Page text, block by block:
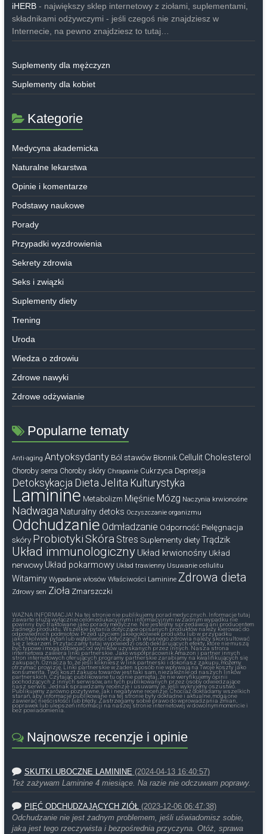
iHERB- największy sklep internetowy z ziołami, suplementami,
składnikami odżywczymi - jeśli czegoś nie znajdziesz w
Internecie, na pewno znajdziesz to tutaj…
Suplementy dla mężczyzn
Suplementy dla kobiet
Kategorie
Medycyna akademicka
Naturalne lekarstwa
Opinie i komentarze
Podstawy naukowe
Porady
Przypadki wyzdrowienia
Sekrety zdrowia
Seks i związki
Suplementy diety
Trening
Uroda
Wiedza o zdrowiu
Zdrowe nawyki
Zdrowe odżywianie
Popularne tematy
Anti-aging Antyoksydanty Ból stawów Błonnik Cellulit Cholesterol
Choroby serca Choroby skóry Chrapanie Cukrzyca Depresja
Detoksykacja Dieta Jelita Kulturystyka
Laminine Metabolizm Mięśnie Mózg Naczynia krwionośne
Nadwaga Naturalny detoks Oczyszczanie organizmu
Odchudzanie Odmładzanie Odporność Pielęgnacja
skóry Probiotyki Skóra Stres Suplementy diety Trądzik
Układ immunologiczny Układ krwionośny Układ
nerwowy Układ pokarmowy Układ trawienny Usuwanie cellulitu
Witaminy Wypadanie włosów Właściwości Laminine Zdrowa dieta
Zdrowy sen Zioła Zmarszczki
WAŻNA INFORMACJA! Na tej stronie nie publikujemy porad medycznych. Informacje tutaj
zawarte służą wyłącznie celom edukacyjnym i informacyjnym iw żadnym wypadku nie
powinny być traktowane jako porady medyczne. Nie jesteśmy sprzedawcą ani producentem
żadnego produktu. Wszelkie pytania dotyczące opisanych produktów należy kierować do
odpowiednich podmiotów. Przed użyciem jakiegokolwiek produktu lub w przypadku
jakichkolwiek pytań lub wątpliwości dotyczących własnego zdrowia należy skonsultować
się z lekarzem. Przytaczamy tutaj wypowiedzi osób deklarujących efekty, które nie muszą
być typowe i mogą odbiegać od wyników uzyskanych przez innych. Nasza strona
internetowa zawiera linki partnerskie. Jako współpracownik Amazon i partner innych
stron internetowych oferujących programy partnerskie zarabiamy na kwalifikujących się
zakupach. Oznacza to, że jeśli klikniesz w link partnerski i dokonasz zakupu, możemy
otrzymać prowizję. Linki partnerskie w żaden sposób nie wpływają na Twoje koszty jako
konsumenta. Twój koszt zakupu towarów jest taki sam, niezależnie od naszych linków
partnerskich. Czytając publikowane tu opinie pamiętaj, że nie weryfikujemy opinii
pochodzących z innych serwisów, ani tych publikowanych przez osoby odwiedzające
nasz serwis. Jednak sprawdzamy recenzje i usuwamy je, jeśli wykryjemy oszustwo.
Publikujemy zarówno pozytywne, jak i negatywne recenzje. Chociaż dokładamy wszelkich
starań, aby informacje publikowane na tej stronie były dokładne i aktualne, mogą one
zawierać nieścisłości lub błędy. Zastrzegamy sobie prawo do wprowadzania zmian,
poprawek lub ulepszeń informacji na naszej stronie internetowej w dowolnym momencie i
bez powiadomienia.
Najnowsze recenzje i opinie
SKUTKI UBOCZNE LAMININE (2024-04-13 16:40:57)
Też zażywam Laminine 4 miesiące. Na razie nie odczuwam poprawy.
PIĘĆ ODCHUDZAJĄCYCH ZIÓŁ (2023-12-06 06:47:38)
Odchudzanie nie jest żadnym problemem, jeśli uświadomisz sobie,
jaka jest tego rzeczywista i bezpośrednia przyczyna. Otóż, sprawa